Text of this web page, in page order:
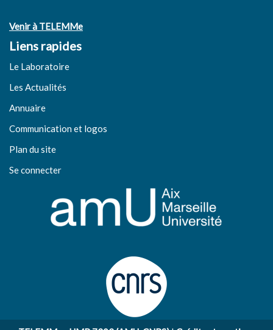
Venir à TELEMMe
Liens rapides
Le Laboratoire
Les Actualités
Annuaire
Communication et logos
Plan du site
Se connecter